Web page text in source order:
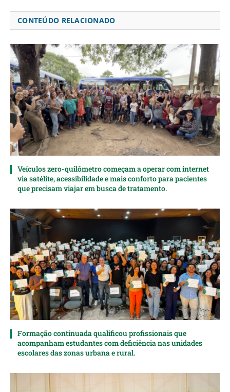
CONTEÚDO RELACIONADO
Veículos zero-quilômetro começam a operar com internet
via satélite, acessibilidade e mais conforto para pacientes
que precisam viajar em busca de tratamento.
Formação continuada qualificou profissionais que
acompanham estudantes com deficiência nas unidades
escolares das zonas urbana e rural.